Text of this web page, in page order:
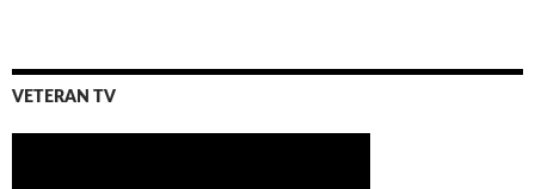
VETERAN TV